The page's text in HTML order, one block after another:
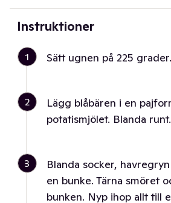
Instruktioner
1 Sätt ugnen på 225 grader.
2
Lägg blåbären i en
potatismjölet. Blanda runt.
3
Blanda socker,
en bunke. Tärna smöret
bunken. Nyp ihop allt till